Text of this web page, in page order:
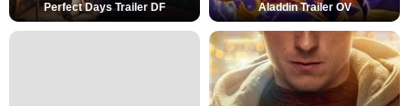
Perfect Days Trailer DF Aladdin Trailer OV